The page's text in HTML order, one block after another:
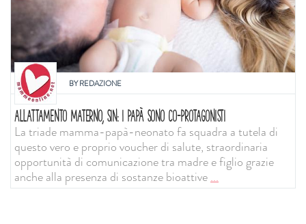
BYREDAZIONE
ALLATTAMENTO MATERNO, SIN: I PAPÀ SONO CO-PROTAGONISTI
La triade mamma-papà-neonato fa squadra a tutela di
questo vero e proprio voucher di salute, straordinaria
opportunità di comunicazione tra madre e figlio grazie
anche alla presenza di sostanze bioattive...